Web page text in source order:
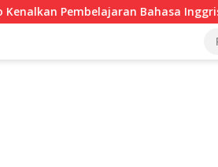
Bahasa Inggris Berbasis